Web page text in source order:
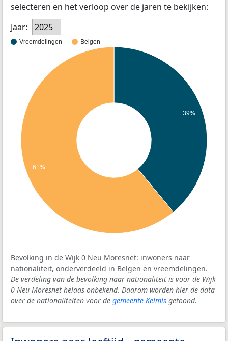
selecteren en het verloop over de jaren te bekijken:
Jaar:
2025
Vreemdelingen Belgen
39%
61%
Bevolking in de Wijk 0 Neu Moresnet: inwoners naar
nationaliteit, onderverdeeld in Belgen en vreemdelingen.
De verdeling van de bevolking naar nationaliteit is voor de Wijk
0 Neu Moresnet helaas onbekend. Daarom worden hier de data
over de nationaliteiten voor de gemeente Kelmis getoond.